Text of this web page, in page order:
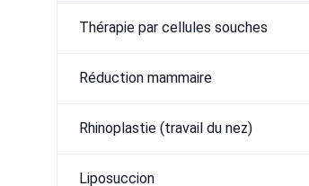
Thérapie par cellules souches
Réduction mammaire
Rhinoplastie (travail du nez)
Liposuccion